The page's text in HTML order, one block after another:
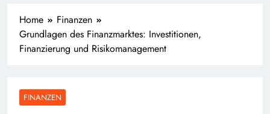
Home
Finanzen
Grundlagen des Finanzmarktes: Investitionen,
Finanzierung und Risikomanagement
FINANZEN